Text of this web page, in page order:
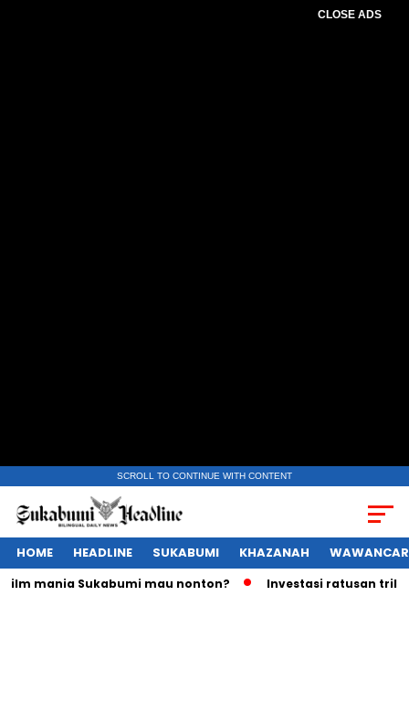
CLOSE ADS
SCROLL TO CONTINUE WITH CONTENT
HOME HEADLINE SUKABUMI KHAZANAH
Sukabumi mau nonton? Investasi ratusan triliun